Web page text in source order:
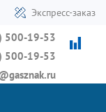
Экспресс-заказ
500-19-53
500-19-53